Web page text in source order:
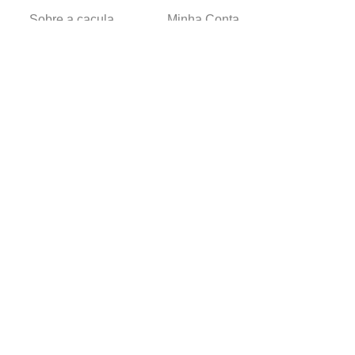
Sobre a caçula
Minha Conta